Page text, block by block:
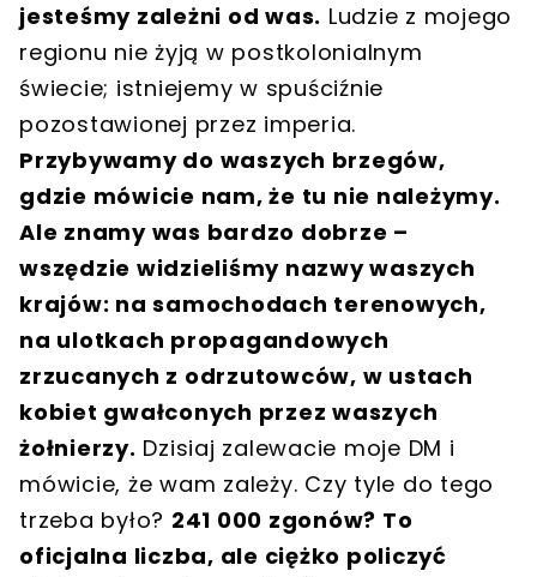
jesteśmy zależni od was. Ludzie z mojego
regionu nie żyją w postkolonialnym
świecie; istniejemy w spuściźnie
pozostawionej przez imperia.
Przybywamy do waszych brzegów,
gdzie mówicie nam, że tu nie należymy.
Ale znamy was bardzo dobrze –
wszędzie widzieliśmy nazwy waszych
krajów: na samochodach terenowych,
na ulotkach propagandowych
zrzucanych z odrzutowców, w ustach
kobiet gwałconych przez waszych
żołnierzy. Dzisiaj zalewacie moje DM i
mówicie, że wam zależy. Czy tyle do tego
trzeba było? 241 000 zgonów? To
oficjalna liczba, ale ciężko policzyć